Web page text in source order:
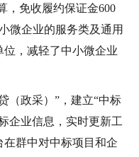
，免收履约保证金600
微企业的服务类及通用
，减轻了中小微企业
政采）”，建立“中标
企业信息，实时更新工
群中对中标项目和企